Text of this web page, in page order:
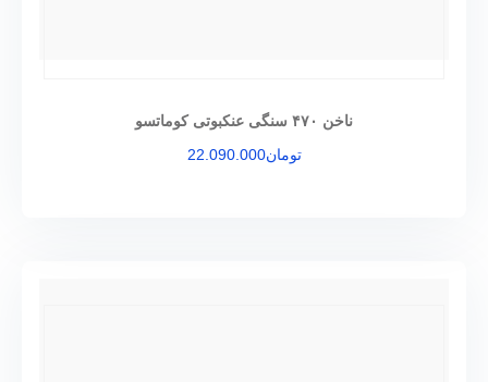
ناخن ۴۷۰ سنگی عنکبوتی کوماتسو
تومان22.090.000